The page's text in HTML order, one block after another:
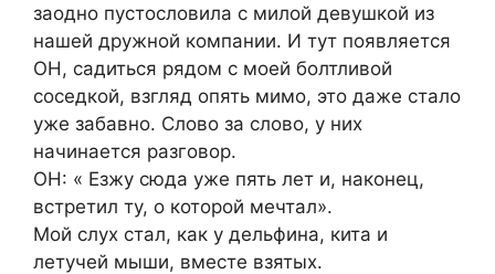
заодно пустословила с милой девушкой из
нашей дружной компании. И тут появляется
ОН, садиться рядом с моей болтливой
соседкой, взгляд опять мимо, это даже стало
уже забавно. Слово за слово, у них
начинается разговор.
ОН: « Езжу сюда уже пять лет и, наконец,
встретил ту, о которой мечтал».
Мой слух стал, как у дельфина, кита и
летучей мыши, вместе взятых.